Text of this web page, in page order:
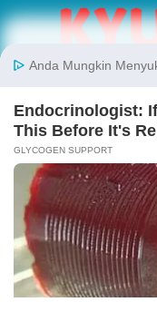
serta